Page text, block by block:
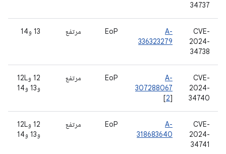
34737
CVE-
2024-
34738
A-
336323279
EoP مرتفع ‫13 و14
CVE-
2024-
34740
A-
307288067
[2]
EoP مرتفع
‫12 و12L
و13 و14
CVE-
2024-
34741
A-
318683640
EoP مرتفع
‫12 و12L
و13 و14